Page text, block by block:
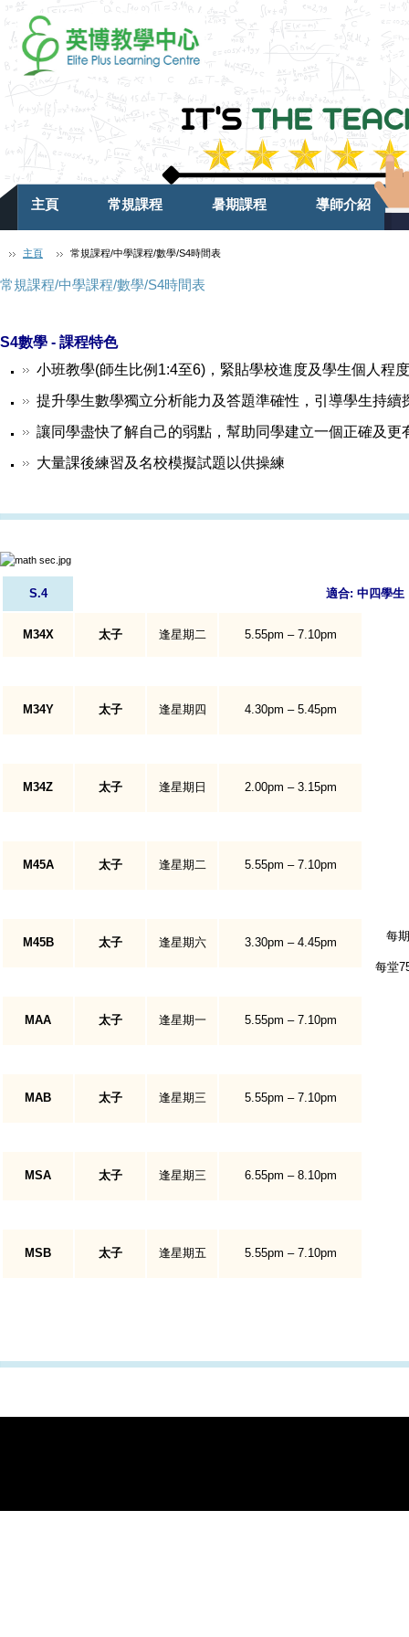
主頁 常規課程 暑期課程 導師介紹
主頁 常規課程/中學課程/數學/S4時間表
常規課程/中學課程/數學/S4時間表
S4數學 - 課程特色
小班教學(師生比例1:4至6)，緊貼學校進度及學生個人程度
提升學生數學獨立分析能力及答題準確性，引導學生持續
讓同學盡快了解自己的弱點，幫助同學建立一個正確及更
大量課後練習及名校模擬試題以供操練
S.4 適合: 中四學生
M34X 太子 逢星期二 5.55pm –7.10pm
每
每堂
M34Y 太子 逢星期四 4.30pm – 5.45pm
M34Z 太子 逢星期日 2.00pm –3.15pm
M45A 太子 逢星期二 5.55pm –7.10pm
M45B 太子 逢星期六 3.30pm – 4.45pm
MAA 太子 逢星期一 5.55pm – 7.10pm
MAB 太子 逢星期三 5.55pm – 7.10pm
MSA 太子 逢星期三 6.55pm – 8.10pm
MSB 太子 逢星期五 5.55pm – 7.10pm